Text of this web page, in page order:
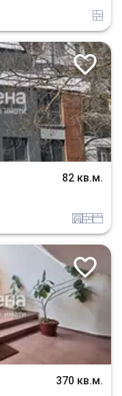
tuhla
82 кв.м.
garajtuhlaspalnia
370 кв.м.